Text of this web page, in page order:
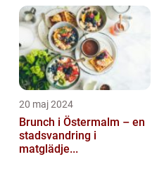
20 maj 2024
Brunch i Östermalm – en
stadsvandring i
matglädje...